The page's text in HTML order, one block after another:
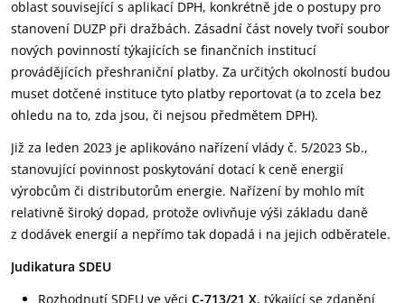
oblast související s aplikací DPH, konkrétně jde o postupy pro
stanovení DUZP při dražbách. Zásadní část novely tvoří soubor
nových povinností týkajících se finančních institucí
provádějících přeshraniční platby. Za určitých okolností budou
muset dotčené instituce tyto platby reportovat (a to zcela bez
ohledu na to, zda jsou, či nejsou předmětem DPH).
Již za leden 2023 je aplikováno nařízení vlády č. 5/2023 Sb.,
stanovující povinnost poskytování dotací k ceně energií
výrobcům či distributorům energie. Nařízení by mohlo mít
relativně široký dopad, protože ovlivňuje výši základu daně
z dodávek energií a nepřímo tak dopadá i na jejich odběratele.
Judikatura SDEU
Rozhodnutí SDEU ve věci C-713/21 X, týkající se zdanění